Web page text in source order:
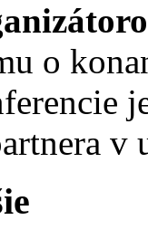
o
v